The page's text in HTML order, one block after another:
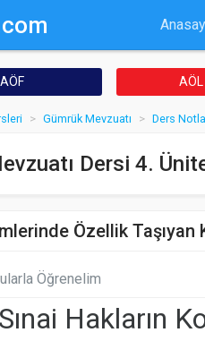
AÖL
Gümrük Mevzuatı Ders
Dersi 4.
Özellik Taşıyan
Öğrenelim
Hakların